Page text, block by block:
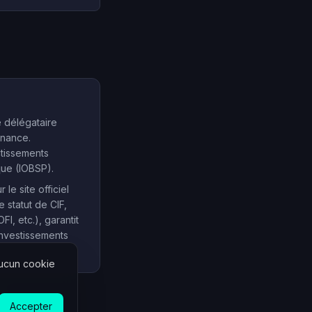
délégataire
(IOBSP).
le site officiel
de CIF,
etc.), garantit
cookie
Accepter